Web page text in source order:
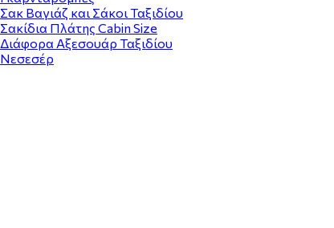
Σακ Βαγιάζ και Σάκοι Ταξιδίου
Σακίδια Πλάτης Cabin Size
Διάφορα Αξεσουάρ Ταξιδίου
Νεσεσέρ